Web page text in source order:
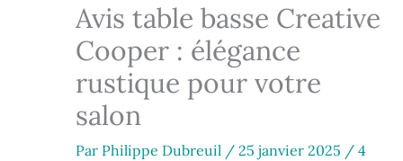
Avis table basse Creative
Cooper : élégance
rustique pour votre
salon
Par Philippe Dubreuil / 25 janvier 2025 / 4